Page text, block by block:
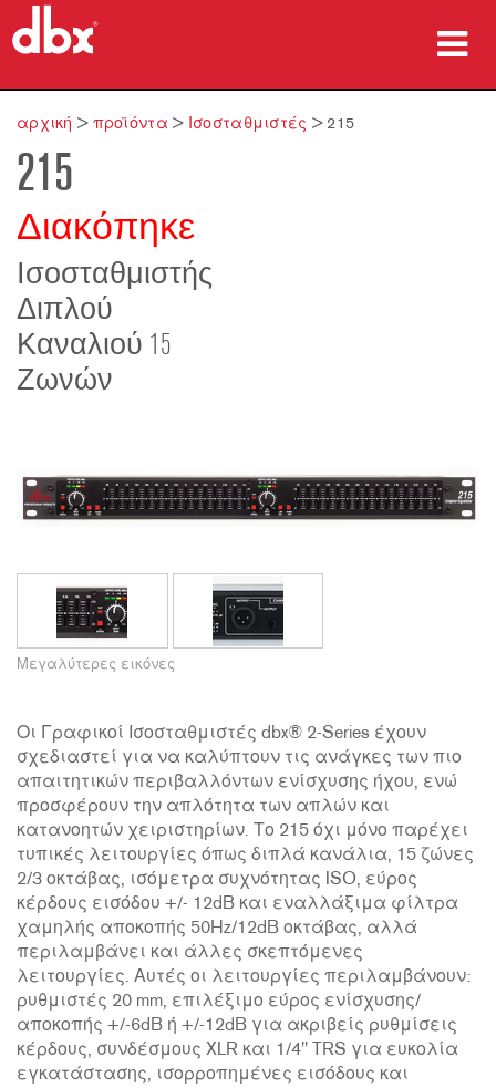
προϊόντα
Μελέτες περίπτωσης
πού να αγοράσετε
εκπαίδευση
υποστήριξη
αρχική > προϊόντα > Ισοσταθμιστές > 215
215
Διακόπηκε
Ισοσταθμιστής
Διπλού
Καναλιού 15
Ζωνών
Μεγαλύτερες εικόνες
Οι Γραφικοί Ισοσταθμιστές dbx® 2-Series έχουν
σχεδιαστεί για να καλύπτουν τις ανάγκες των πιο
απαιτητικών περιβαλλόντων ενίσχυσης ήχου, ενώ
προσφέρουν την απλότητα των απλών και
κατανοητών χειριστηρίων. Το 215 όχι μόνο παρέχει
τυπικές λειτουργίες όπως διπλά κανάλια, 15 ζώνες
2/3 οκτάβας, ισόμετρα συχνότητας ISO, εύρος
κέρδους εισόδου +/- 12dB και εναλλάξιμα φίλτρα
χαμηλής αποκοπής 50Hz/12dB οκτάβας, αλλά
περιλαμβάνει και άλλες σκεπτόμενες
λειτουργίες. Αυτές οι λειτουργίες περιλαμβάνουν:
ρυθμιστές 20 mm, επιλέξιμο εύρος ενίσχυσης/
αποκοπής +/-6dB ή +/-12dB για ακριβείς ρυθμίσεις
κέρδους, συνδέσμους XLR και 1/4" TRS για ευκολία
εγκατάστασης, ισορροπημένες εισόδους και